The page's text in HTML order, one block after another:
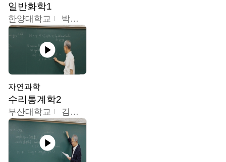
일반화학1
한양대학교 박경호
자연과학
수리통계학2
부산대학교 김충락